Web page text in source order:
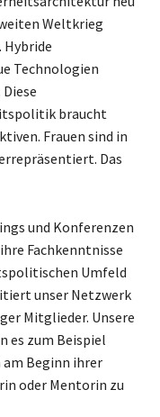
Weltkrieg
Hybride
Technologien
braucht
Frauen sind in
Das
und Konferenzen
Fachkenntnisse
Umfeld
unser Netzwerk
Mitglieder. Unsere
es zum Beispiel
am Beginn ihrer
oder Mentorin zu